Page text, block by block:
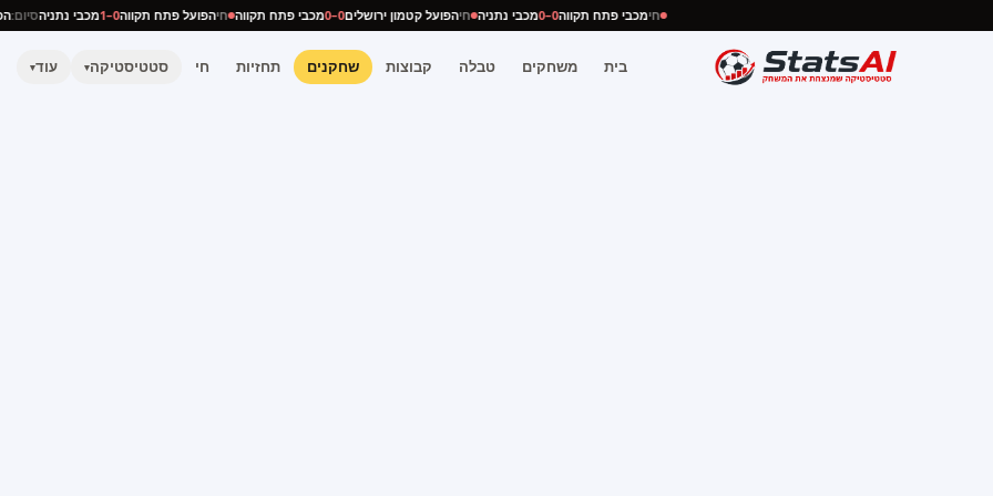
חימכבי פתח תקווה0–0 מכבי נתניה חיהפועל קטמון ירושלים0–0 מכבי פתח תקווה חיהפועל פתח תקווה0–1 מכבי נתניה
בית משחקים טבלה קבוצות שחקנים תחזיות חי סטטיסטיקה▾ עוד▾